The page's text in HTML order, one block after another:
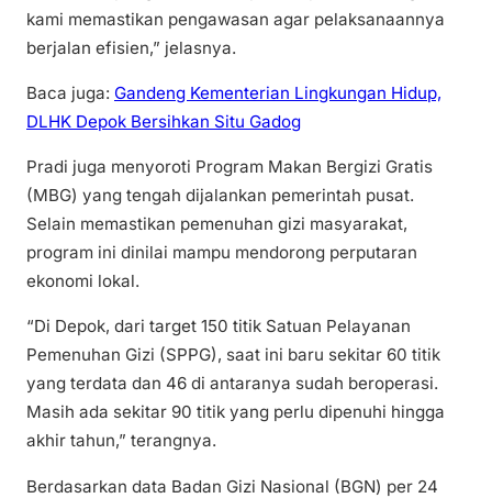
kami memastikan pengawasan agar pelaksanaannya
berjalan efisien,” jelasnya.
Baca juga: Gandeng Kementerian Lingkungan Hidup,
DLHK Depok Bersihkan Situ Gadog
Pradi juga menyoroti Program Makan Bergizi Gratis
(MBG) yang tengah dijalankan pemerintah pusat.
Selain memastikan pemenuhan gizi masyarakat,
program ini dinilai mampu mendorong perputaran
ekonomi lokal.
“Di Depok, dari target 150 titik Satuan Pelayanan
Pemenuhan Gizi (SPPG), saat ini baru sekitar 60 titik
yang terdata dan 46 di antaranya sudah beroperasi.
Masih ada sekitar 90 titik yang perlu dipenuhi hingga
akhir tahun,” terangnya.
Berdasarkan data Badan Gizi Nasional (BGN) per 24